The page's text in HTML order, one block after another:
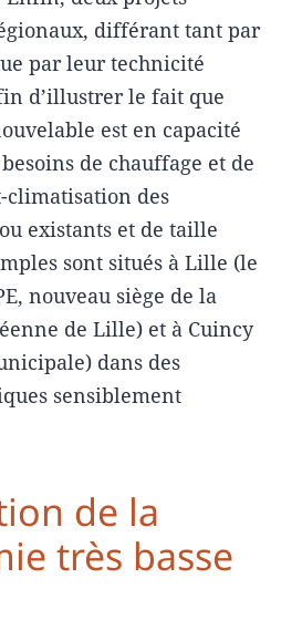
différant tant par
par leur technicité
d’illustrer le fait que
est en capacité
de chauffage et de
des
existants et de taille
sont situés à Lille (le
nouveau siège de la
de Lille) et à Cuincy
dans des
sensiblement
de la
très basse